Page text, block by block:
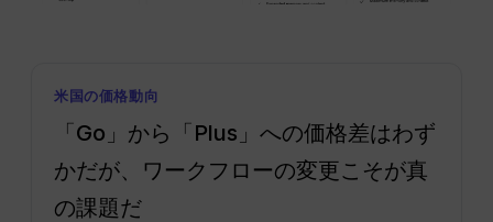
米国の価格動向
「Go」から「Plus」への価格差はわず
かだが、ワークフローの変更こそが真
の課題だ